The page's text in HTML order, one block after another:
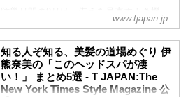
てきた毛髪診断士で美容エディターの伊熊
回は「カキモトアームズ 麻布台ヒルズ
店」をご紹介します
会。水がなくても使えるヘア＆スキンケア
アイテムをはじめ、日常でも使えて、イザ
という時にも役立つ“防災美容”グッズを、
美容エディターの伊熊奈美が厳選紹介
www.tjapan.jp
知る人ぞ知る、美髪の道場めぐり 伊
熊奈美の「このヘッドスパが凄
い！」 まとめ5選 - T JAPAN:The
New York Times Style Magazine 公